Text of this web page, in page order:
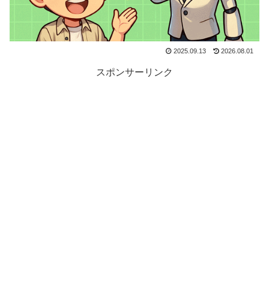
2025.09.13 2026.08.01
スポンサーリンク